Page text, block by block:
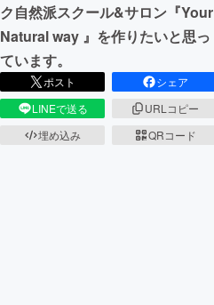
ク自然派スクール&サロン『Your
Natural way 』を作りたいと思っ
ています。
ポスト
シェア
LINEで送る
URLコピー
埋め込み
QRコード